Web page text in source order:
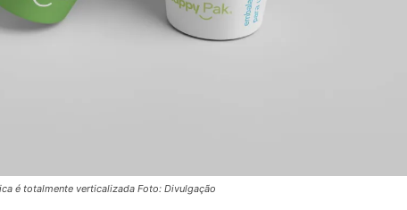
é totalmente verticalizada Foto: Divulgação